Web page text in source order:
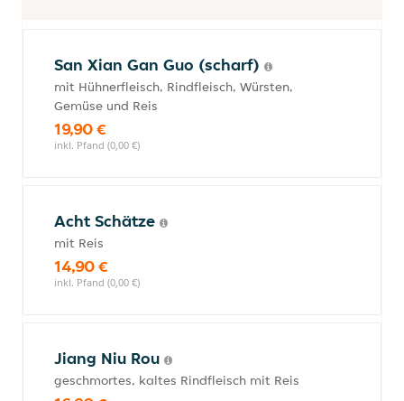
San Xian Gan Guo (scharf)
mit Hühnerfleisch, Rindfleisch, Würsten,
Gemüse und Reis
19,90 €
inkl. Pfand (0,00 €)
Acht Schätze
mit Reis
14,90 €
inkl. Pfand (0,00 €)
Jiang Niu Rou
geschmortes, kaltes Rindfleisch mit Reis